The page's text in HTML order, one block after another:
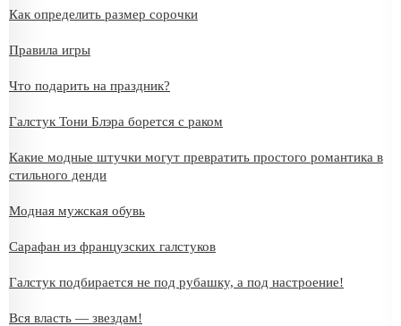
Как определить размер сорочки
Правила игры
Что подарить на праздник?
Галстук Тони Блэра борется с раком
Какие модные штучки могут превратить простого романтика в
стильного денди
Модная мужская обувь
Сарафан из французских галстуков
Галстук подбирается не под рубашку, а под настроение!
Вся власть — звездам!